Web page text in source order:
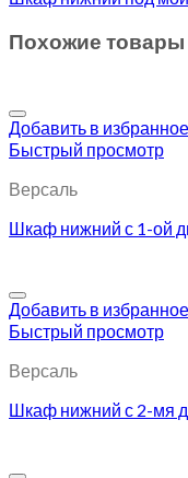
Похожие товары
Добавить в избранное
Быстрый просмотр
Версаль
Шкаф нижний с 1-ой
Добавить в избранное
Быстрый просмотр
Версаль
Шкаф нижний с 2-мя